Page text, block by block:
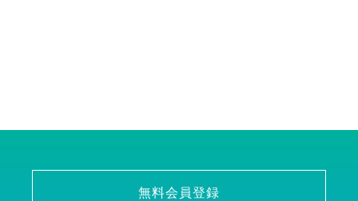
無料会員登録